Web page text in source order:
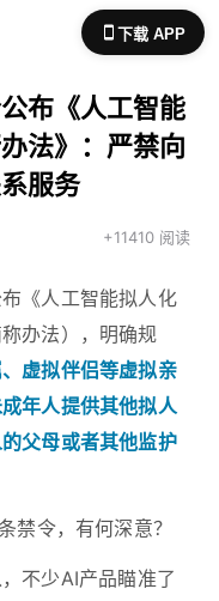
下载 APP
布《人工智能
法》：严禁向
服务
+11410 阅读
《人工智能拟人化
办法），明确规
虚拟伴侣等虚拟亲
年人提供其他拟人
父母或者其他监护
禁令，有何深意？
不少AI产品瞄准了